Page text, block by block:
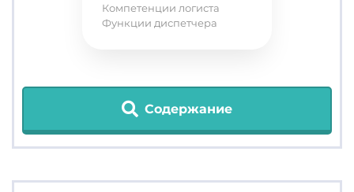
Компетенции логиста
Функции диспетчера
Содержание